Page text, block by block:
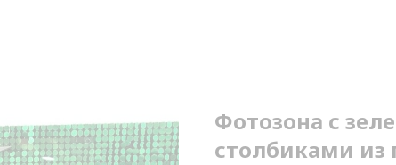
Фотозона с
столбиками из